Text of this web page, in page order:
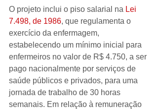
O projeto inclui o piso salarial na Lei
7.498, de 1986, que regulamenta o
exercício da enfermagem,
estabelecendo um mínimo inicial para
enfermeiros no valor de R$ 4.750, a ser
pago nacionalmente por serviços de
saúde públicos e privados, para uma
jornada de trabalho de 30 horas
semanais. Em relação à remuneração